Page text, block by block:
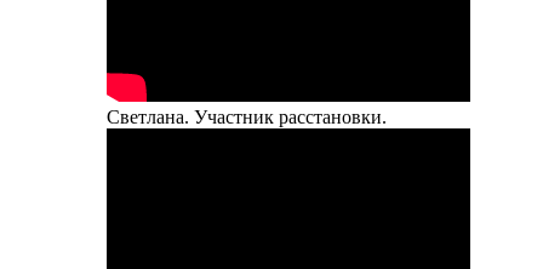
Светлана. Участник расстановки.